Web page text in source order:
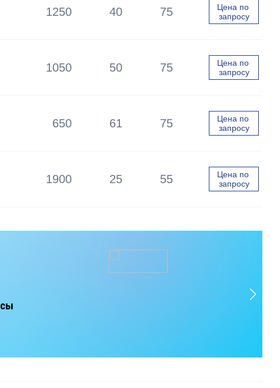
1250 40 75
Цена по
запросу
1050 50 75
Цена по
запросу
650 61 75
Цена по
запросу
1900 25 55
Цена по
запросу
ВСЕГДА В НАЛИЧИИ